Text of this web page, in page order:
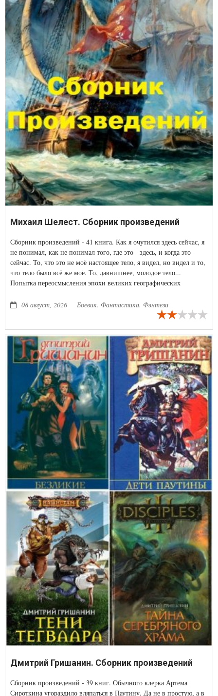
Михаил Шелест. Сборник произведений
Сборник произведений - 41 книга. Как я очутился здесь сейчас, я
не понимал, как не понимал того, где это - здесь, и когда это -
сейчас. То, что это не моё настоящее тело, я видел, но видел и то,
что тело было всё же моё. То, давнишнее, молодое тело...
Попытка переосмысления эпохи великих географических
революционных технологий. Парусники, пираты, пряности,
08 август, 2026 Боевик. Фантастика. Фэнтези
Дмитрий Гришанин. Сборник произведений
Сборник произведений - 39 книг. Обычного клерка Артема
Сироткина угораздило вляпаться в Паутину. Да не в простую, а в